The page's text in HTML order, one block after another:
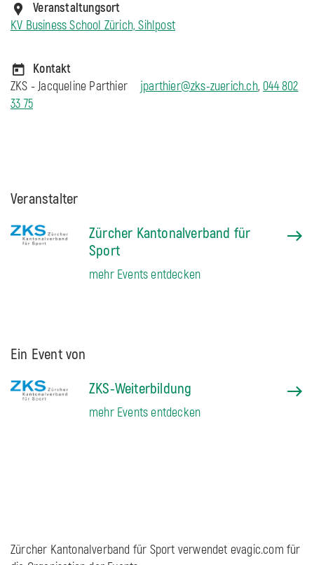
Veranstaltungsort
KV Business School Zürich, Sihlpost
Kontakt
ZKS - Jacqueline Parthier
jparthier@zks-zuerich.ch, 044 802
33 75
Veranstalter
Zürcher Kantonalverband für
Sport
mehr Events entdecken
Ein Event von
ZKS-Weiterbildung
mehr Events entdecken
Zürcher Kantonalverband für Sport verwendet evagic.com für